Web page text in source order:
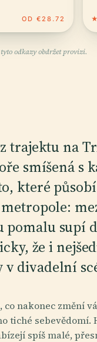
OD €28.72 ★
odkazy obdržet provizi.
trajektu na
smíšená s
které
supí
že i
v divadelní
co nakonec změní
tiché
spíš malé,